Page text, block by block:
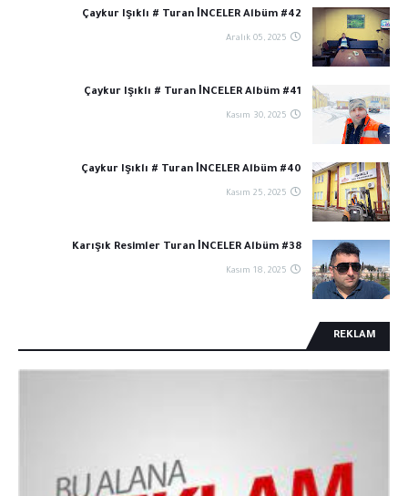
Çaykur Işıklı # Turan İNCELER Albüm #42
Aralık 05, 2025
Çaykur Işıklı # Turan İNCELER Albüm #41
Kasım 30, 2025
Çaykur Işıklı # Turan İNCELER Albüm #40
Kasım 25, 2025
Karışık Resimler Turan İNCELER Albüm #38
Kasım 18, 2025
REKLAM